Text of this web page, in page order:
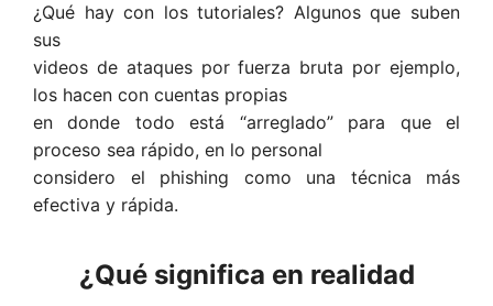
¿Qué hay con los tutoriales? Algunos que suben
sus
videos de ataques por fuerza bruta por ejemplo,
los hacen con cuentas propias
en donde todo está “arreglado” para que el
proceso sea rápido, en lo personal
considero el phishing como una técnica más
efectiva y rápida.
¿Qué significa en realidad